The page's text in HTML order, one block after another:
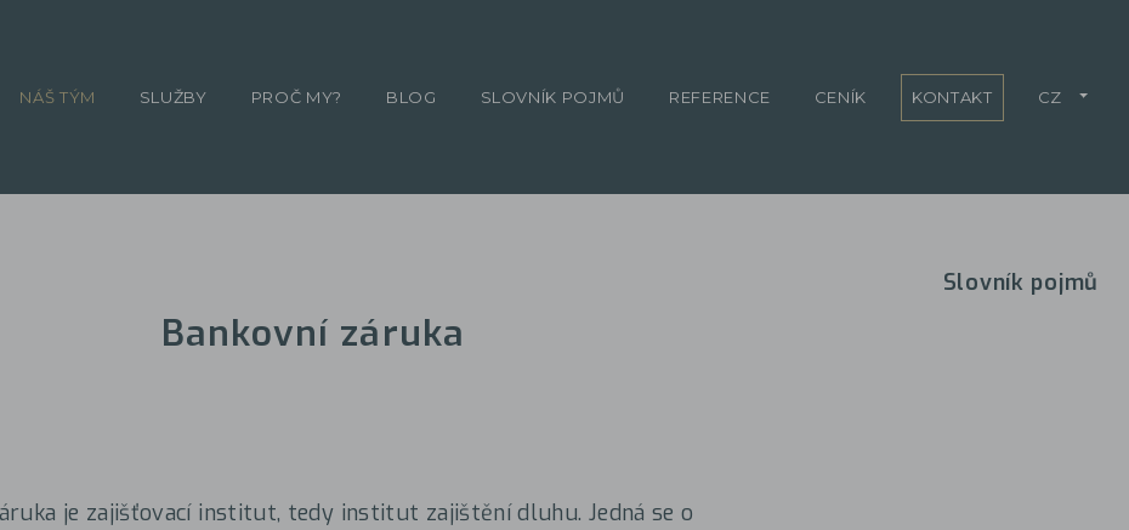
Slovník pojmů
Bankovní záruka
je zajišťovací institut, tedy institut zajištění dluhu. Jedná se o
NÁŠ TÝM SLUŽBY PROČ MY? BLOG SLOVNÍK POJMŮ REFERENCE CENÍK KONTAKT CZ